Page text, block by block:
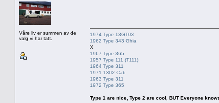
Våre liv er summen av de
valg vi har tatt.
1974 Type 13GT03
1962 Type 343 Ghia
X
1967 Type 365
1957 Type 111 (T111)
1964 Type 311
1971 1302 Cab
1963 Type 311
1972 Type 365
Type 1 are nice, Type 2 are cool, BUT Everyone